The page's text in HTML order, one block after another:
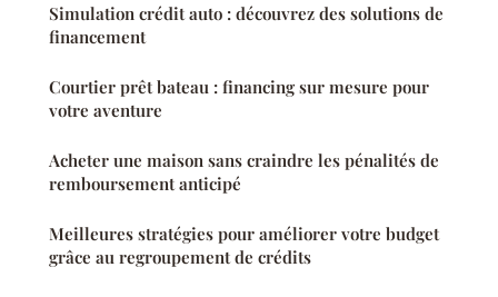
Simulation crédit auto : découvrez des solutions de
financement
Courtier prêt bateau : financing sur mesure pour
votre aventure
Acheter une maison sans craindre les pénalités de
remboursement anticipé
Meilleures stratégies pour améliorer votre budget
grâce au regroupement de crédits